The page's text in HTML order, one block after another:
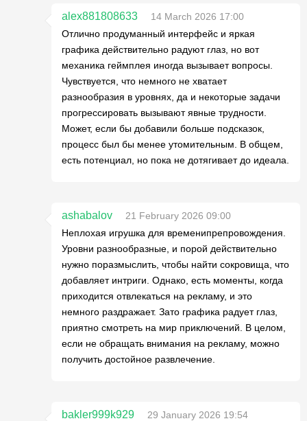
alex881808633
14 March 2026 17:00
Отлично продуманный интерфейс и яркая
графика действительно радуют глаз, но вот
механика геймплея иногда вызывает вопросы.
Чувствуется, что немного не хватает
разнообразия в уровнях, да и некоторые задачи
прогрессировать вызывают явные трудности.
Может, если бы добавили больше подсказок,
процесс был бы менее утомительным. В общем,
есть потенциал, но пока не дотягивает до идеала.
ashabalov
21 February 2026 09:00
Неплохая игрушка для временипрепровождения.
Уровни разнообразные, и порой действительно
нужно поразмыслить, чтобы найти сокровища, что
добавляет интриги. Однако, есть моменты, когда
приходится отвлекаться на рекламу, и это
немного раздражает. Зато графика радует глаз,
приятно смотреть на мир приключений. В целом,
если не обращать внимания на рекламу, можно
получить достойное развлечение.
bakler999k929
29 January 2026 19:54